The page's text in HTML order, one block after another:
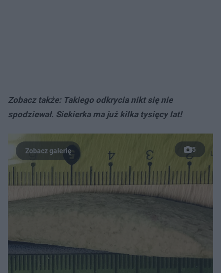
Zobacz także: Takiego odkrycia nikt się nie
spodziewał. Siekierka ma już kilka tysięcy lat!
5